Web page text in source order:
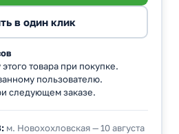
товара при покупке.
пользователю.
следующем заказе.
м. Новохохловская — 10 августа